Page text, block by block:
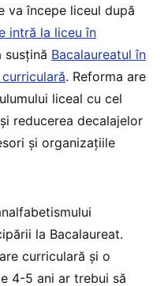
va începe liceul după
intră la liceu în
susțină Bacalaureatul în
. Reforma are
liceal cu cel
reducerea decalajelor
și organizațiile
la Bacalaureat.
curriculară și o
4-5 ani ar trebui să